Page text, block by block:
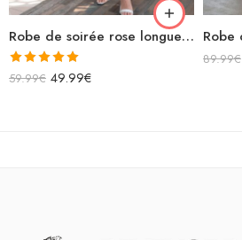
Robe de soirée rose longue en satin bretelles spaghettis avec découpes
Note5.00
59.99€ 49.99€
89.99€